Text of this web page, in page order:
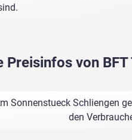
Preisinfos von BFT
Sonnenstueck Schliengen
den